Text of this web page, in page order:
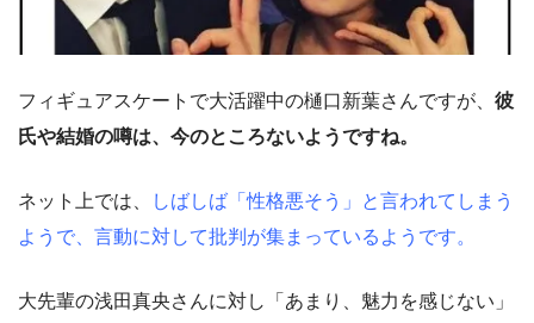
フィギュアスケートで大活躍中の樋口新葉さんですが、 彼
氏や結婚の噂は、今のところないようですね。
ネット上では、
しばしば「性格悪そう」と言われてしまう
ようで、言動に対して批判が集まっているようです。
大先輩の浅田真央さんに対し「あまり、魅力を感じない」